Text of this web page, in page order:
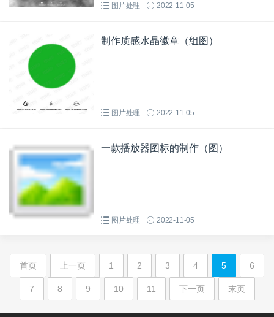
图片处理 2022-11-05
制作质感水晶徽章（组图）
图片处理 2022-11-05
一款播放器图标的制作（图）
图片处理 2022-11-05
首页 上一页 1 2 3 4 5 6
7 8 9 10 11 下一页 末页